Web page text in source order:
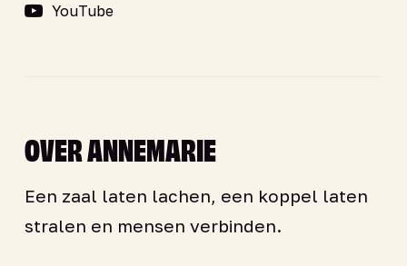
YouTube
OVER ANNEMARIE
Een zaal laten lachen, een koppel laten
stralen en mensen verbinden.